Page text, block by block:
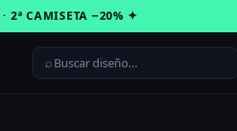
2ª CAMISETA −20% ✦
⌕